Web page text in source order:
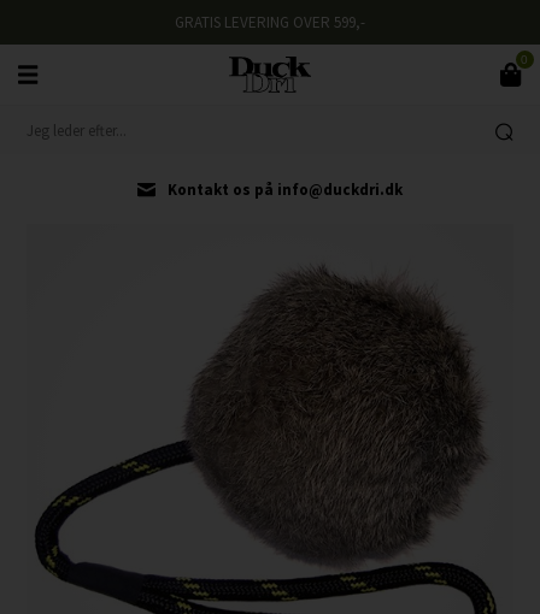
GRATIS LEVERING OVER 599,-
0
Kontakt os på info@duckdri.dk